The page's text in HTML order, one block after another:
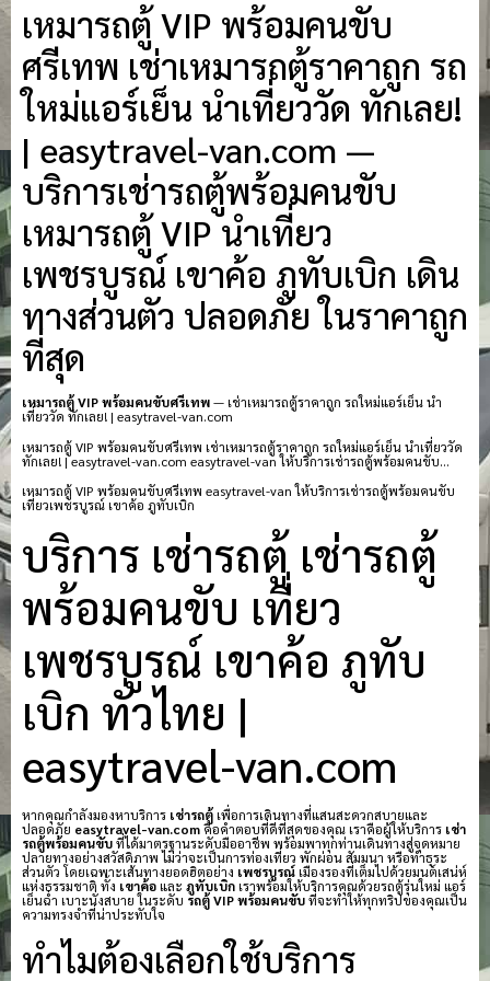
เหมารถตู้ VIP พร้อมคนขับ
ศรีเทพ เช่าเหมารถตู้ราคาถูก รถ
ใหม่แอร์เย็น นำเที่ยววัด ทักเลย!
| easytravel-van.com —
บริการเช่ารถตู้พร้อมคนขับ
เหมารถตู้ VIP นำเที่ยว
เพชรบูรณ์ เขาค้อ ภูทับเบิก เดิน
ทางส่วนตัว ปลอดภัย ในราคาถูก
ที่สุด
เหมารถตู้ VIP พร้อมคนขับศรีเทพ— เช่าเหมารถตู้ราคาถูก รถใหม่แอร์เย็น นำ
เที่ยววัด ทักเลย! | easytravel-van.com
เหมารถตู้ VIP พร้อมคนขับศรีเทพ เช่าเหมารถตู้ราคาถูก รถใหม่แอร์เย็น นำเที่ยววัด
ทักเลย! | easytravel-van.com easytravel-van ให้บริการเช่ารถตู้พร้อมคนขับ…
เหมารถตู้ VIP พร้อมคนขับศรีเทพ easytravel-van ให้บริการเช่ารถตู้พร้อมคนขับ
เที่ยวเพชรบูรณ์ เขาค้อ ภูทับเบิก
บริการ เช่ารถตู้ เช่ารถตู้
พร้อมคนขับ เที่ยว
เพชรบูรณ์ เขาค้อ ภูทับ
เบิก ทั่วไทย |
easytravel-van.com
หากคุณกำลังมองหาบริการ เช่ารถตู้เพื่อการเดินทางที่แสนสะดวกสบายและ
ปลอดภัย easytravel-van.comคือคำตอบที่ดีที่สุดของคุณ เราคือผู้ให้บริการ เช่า
รถตู้พร้อมคนขับที่ได้มาตรฐานระดับมืออาชีพ พร้อมพาทุกท่านเดินทางสู่จุดหมาย
ปลายทางอย่างสวัสดิภาพ ไม่ว่าจะเป็นการท่องเที่ยว พักผ่อน สัมมนา หรือทำธุระ
ส่วนตัว โดยเฉพาะเส้นทางยอดฮิตอย่าง เพชรบูรณ์เมืองรองที่เต็มไปด้วยมนต์เสน่ห์
แห่งธรรมชาติ ทั้ง เขาค้อและ ภูทับเบิกเราพร้อมให้บริการคุณด้วยรถตู้รุ่นใหม่ แอร์
เย็นฉ่ำ เบาะนั่งสบาย ในระดับ รถตู้ VIP พร้อมคนขับที่จะทำให้ทุกทริปของคุณเป็น
ความทรงจำที่น่าประทับใจ
ทำไมต้องเลือกใช้บริการ